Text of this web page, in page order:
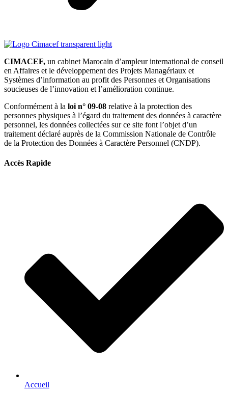
CIMACEF, un cabinet Marocain d’ampleur international de conseil
en Affaires et le développement des Projets Managériaux et
Systèmes d’information au profit des Personnes et Organisations
soucieuses de l’innovation et l’amélioration continue.
Conformément à la loi n° 09-08 relative à la protection des
personnes physiques à l’égard du traitement des données à caractère
personnel, les données collectées sur ce site font l’objet d’un
traitement déclaré auprès de la Commission Nationale de Contrôle
de la Protection des Données à Caractère Personnel (CNDP).
Accès Rapide
Accueil